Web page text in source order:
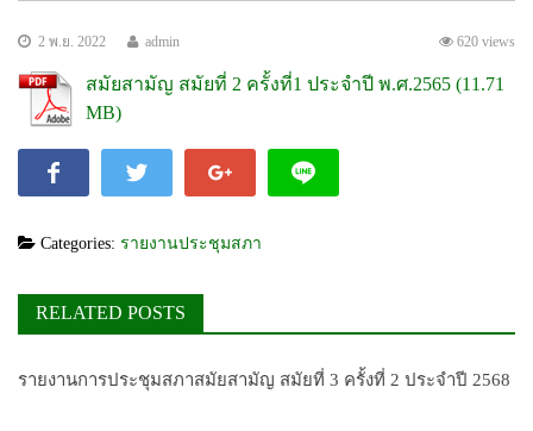
2 พ.ย. 2022 620 views
admin
สมัยสามัญ สมัยที่ 2 ครั้งที่1 ประจำปี พ.ศ.2565
Categories: รายงานประชุมสภา
RELATED POSTS
รายงานการประชุมสภาสมัยสามัญ สมัยที่ 3 ครั้งที่ 2 ประจำปี 2568